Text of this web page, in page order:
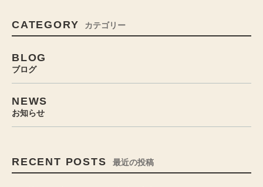
CATEGORY カテゴリー
BLOG
ブログ
NEWS
お知らせ
RECENT POSTS 最近の投稿